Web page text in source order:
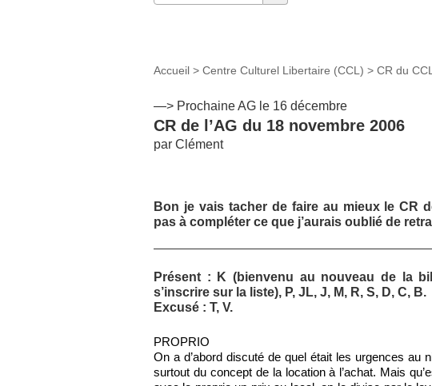
Accueil > Centre Culturel Libertaire (CCL) > CR du CCL
—> Prochaine AG le 16 décembre
CR de l’AG du 18 novembre 2006
par Clément
Bon je vais tacher de faire au mieux le CR
pas à compléter ce que j’aurais oublié de
Présent : K (bienvenu au nouveau de la
s’inscrire sur la liste), P, JL, J, M, R, S, D, C, B.
Excusé : T, V.
PROPRIO
On a d’abord discuté de quel était les urgences au
surtout du concept de la location à l’achat. Mais